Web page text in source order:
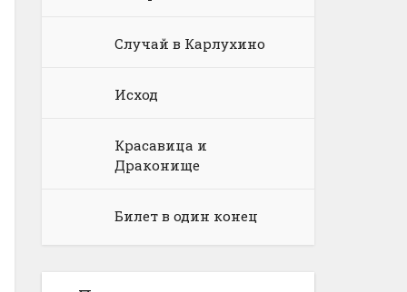
Случай в Карлухино
Исход
Красавица и
Драконище
Билет в один конец